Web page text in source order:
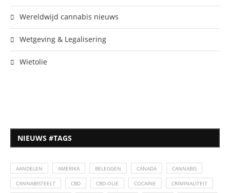
Wereldwijd cannabis nieuws
Wetgeving & Legalisering
Wietolie
NIEUWS #TAGS
AANDELEN AMERIKA BELEGGEN CANADA CANNABIS
CANNABISTEELT CBD CBD-OLIE COCAINE CRIMINALITEIT